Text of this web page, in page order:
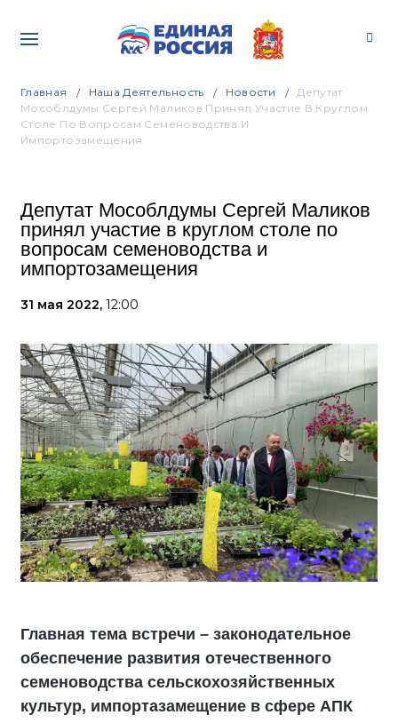
Главная Наша Деятельность Новости
Депутат
Мособлдумы Сергей Маликов Принял Участие В Круглом
Столе По Вопросам Семеноводства И
Импортозамещения
Депутат Мособлдумы Сергей Маликов
принял участие в круглом столе по
вопросам семеноводства и
импортозамещения
31 мая 2022, 12:00
Главная тема встречи – законодательное
обеспечение развития отечественного
семеноводства сельскохозяйственных
культур, импортазамещение в сфере АПК